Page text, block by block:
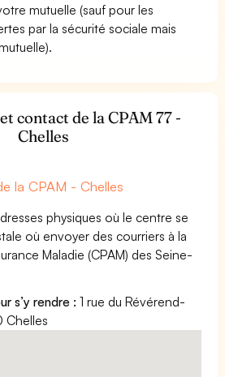
mutuelle (sauf pour les
par la sécurité sociale mais
contact de la CPAM 77 -
Chelles
la CPAM - Chelles
physiques où le centre se
où envoyer des courriers à la
Maladie (CPAM) des Seine-
s’y rendre :1 rue du Révérend-
Chelles